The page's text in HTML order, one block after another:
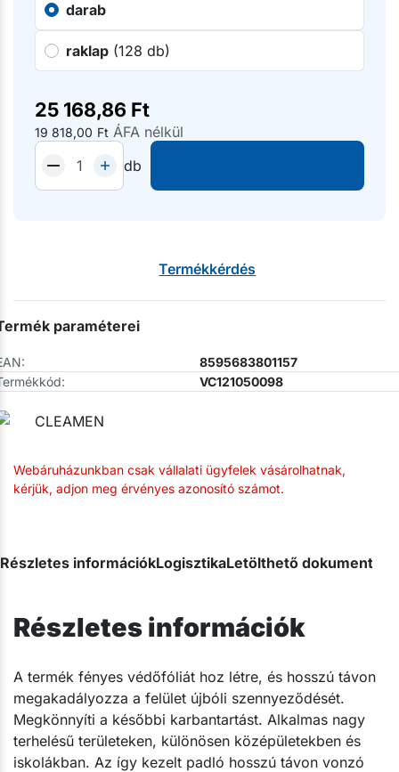
darab
raklap (128 db)
25 168,86 Ft
19 818,00 Ft ÁFA nélkül
db
Webáruházunkban csak vállalati ügyfelek vásárolhatnak,
kérjük, adjon meg érvényes azonosító számot.
Termékkérdés
paraméterei
8595683801157
VC121050098
Részletes információkLogisztikaLetölthető
Részletes információk
​A termék fényes védőfóliát hoz létre, és hosszú távon
megakadályozza a felület újbóli szennyeződését.
Megkönnyíti a későbbi karbantartást. Alkalmas nagy
terhelésű területeken, különösen középületekben és
iskolákban. Az így kezelt padló hosszú távon vonzó